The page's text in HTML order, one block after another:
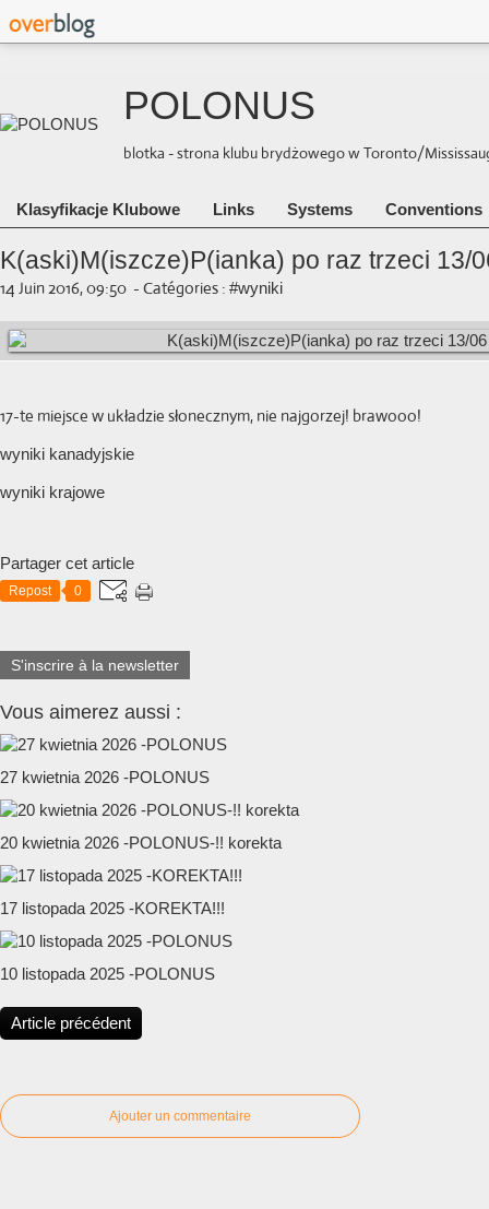
POLONUS
blotka - strona klubu brydżowego w Toronto/
Klasyfikacje Klubowe Links Systems Conventions
K(aski)M(iszcze)P(ianka) po raz trzeci 13/
14 Juin 2016, 09:50 - Catégories : #wyniki
17-te miejsce w układzie słonecznym, nie najgorzej! brawooo!
wyniki kanadyjskie
wyniki krajowe
Partager cet article
Repost 0
S'inscrire à la newsletter
Vous aimerez aussi :
27 kwietnia 2026 -POLONUS
20 kwietnia 2026 -POLONUS-!! korekta
17 listopada 2025 -KOREKTA!!!
10 listopada 2025 -POLONUS
Article précédent
Ajouter un commentaire